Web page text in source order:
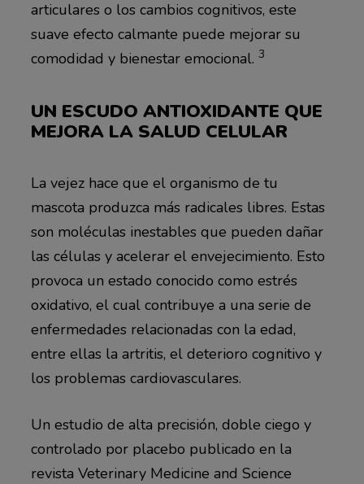
articulares o los cambios cognitivos, este
suave efecto calmante puede mejorar su
comodidad y bienestar emocional. 3
UN ESCUDO ANTIOXIDANTE QUE
MEJORA LA SALUD CELULAR
La vejez hace que el organismo de tu
mascota produzca más radicales libres. Estas
son moléculas inestables que pueden dañar
las células y acelerar el envejecimiento. Esto
provoca un estado conocido como estrés
oxidativo, el cual contribuye a una serie de
enfermedades relacionadas con la edad,
entre ellas la artritis, el deterioro cognitivo y
los problemas cardiovasculares.
Un estudio de alta precisión, doble ciego y
controlado por placebo publicado en la
revista Veterinary Medicine and Science